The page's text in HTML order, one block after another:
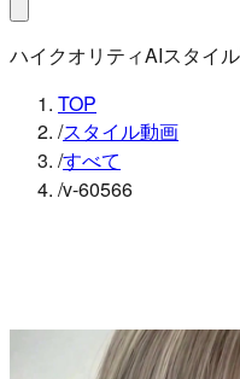
ハイクオリティAIスタイ
TOP
/スタイル動画
/すべて
/v-60566